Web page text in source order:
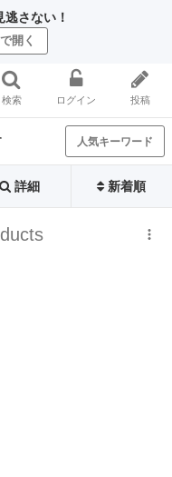
さない！
開く
検索 ログイン 投稿
人気キーワード
詳細 新着順